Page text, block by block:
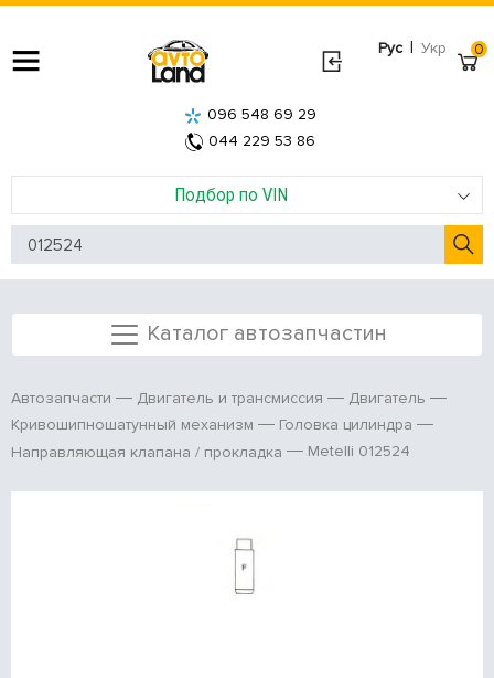
Рус | Укр
Подбор по VIN
096 548 69 29
044 229 53 86
0
Каталог автозапчастин
Автозапчасти Двигатель и трансмиссия
Двигатель
Кривошипношатунный механизм
Головка цилиндра
Направляющая клапана / прокладка
Metelli 012524